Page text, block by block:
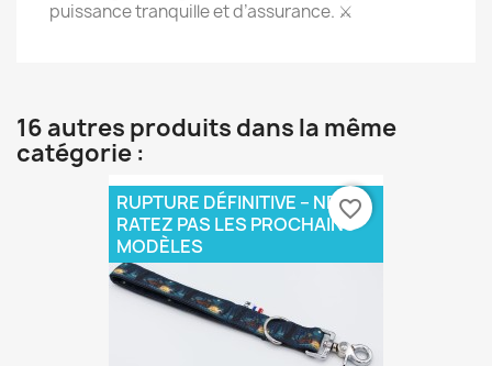
puissance tranquille et d’assurance. ⚔️
16 autres produits dans la même
catégorie :
RUPTURE DÉFINITIVE – NE
RATEZ PAS LES PROCHAINS
MODÈLES
favorite_border